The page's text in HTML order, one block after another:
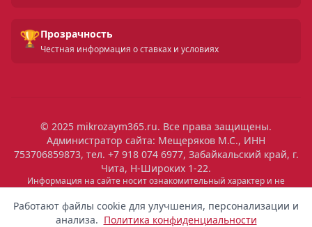
Работают файлы cookie для улучшения, персонализации и
анализа. Политика конфиденциальности
🏆Прозрачность
Честная информация о ставках и условиях
© 2025 mikrozaym365.ru. Все права защищены.
Администратор сайта: Мещеряков М.С., ИНН
753706859873, тел. +7 918 074 6977, Забайкальский край, г.
Чита, Н-Широких 1-22.
Информация на сайте носит ознакомительный характер и не
является публичной офертой. Все условия микрозаймов уточняйте
на сайтах МФО. Помните: займ — это обязательство, которое
необходимо исполнять. Невыполнение обязательств влечет штрафы